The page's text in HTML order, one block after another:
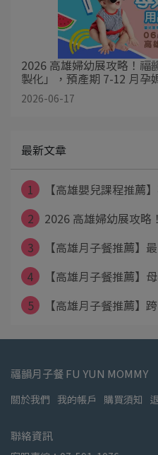
2026 高雄婦幼展攻略！福
製化」，預產期 7-12 月孕
2026-06-17
最新文章
1
【高雄嬰兒課程推薦
2
2026 高雄婦幼展攻
3
【高雄月子餐推薦】
4
【高雄月子餐推薦】
5
【高雄月子餐推薦】
福韻月子餐 FU YUN MOMMY
關於我們 我的帳戶 購買須知
聯絡資訊